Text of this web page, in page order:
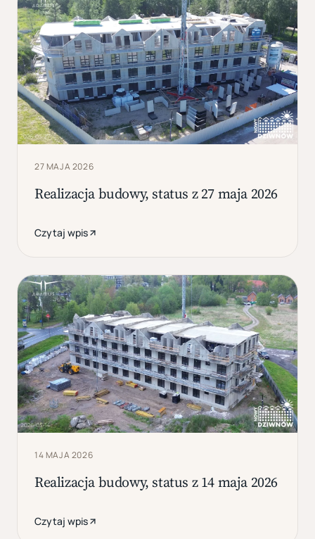
27 MAJA 2026
Realizacja budowy, status z 27 maja 2026
Czytaj wpis
14 MAJA 2026
Realizacja budowy, status z 14 maja 2026
Czytaj wpis